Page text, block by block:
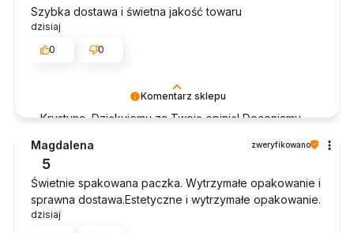
Komentarz sklepu
Krystyna, Dziękujemy za Twoją opinię! Doceniamy
doświadczeniem. Jesteśmy szczęśliwi, że mamy
takich klientów. Z pozdrowieniami, obsługa sklepu.
Szybka dostawa i świetna jakość towaru
dzisiaj
0
0
Magdalena zweryfikowano
5
Świetnie spakowana paczka. Wytrzymałe opakowanie i
sprawna dostawa.Estetyczne i wytrzymałe opakowanie.
dzisiaj